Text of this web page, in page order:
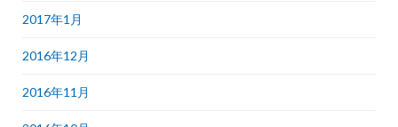
2017年1月
2016年12月
2016年11月